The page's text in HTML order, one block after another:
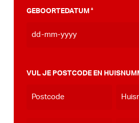
GEBOORTEDATUM *
VUL JE POSTCODE EN